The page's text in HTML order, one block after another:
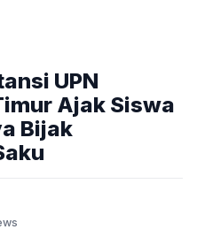
UPN
Ajak Siswa
Bijak